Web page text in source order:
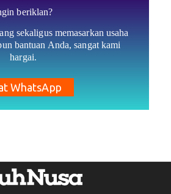
beriklan?
sekaligus memasarkan usaha
bantuan Anda, sangat kami
hargai.
WhatsApp